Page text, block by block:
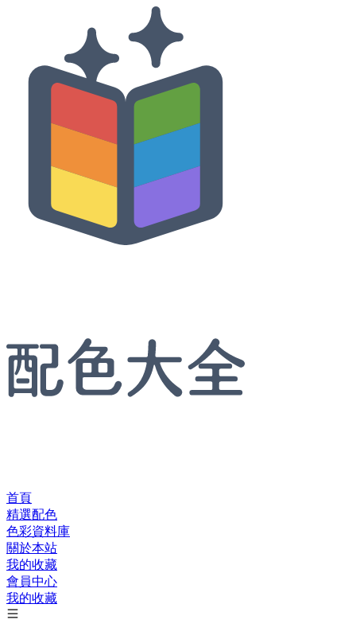
首頁
精選配色
色彩資料庫
關於本站
我的收藏
會員中心
我的收藏